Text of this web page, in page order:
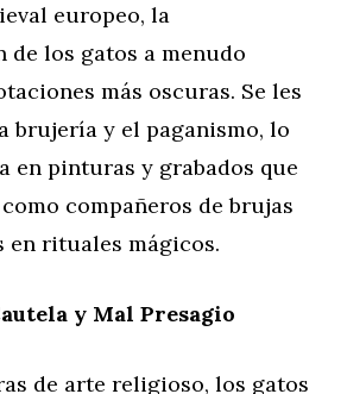
europeo, la
de los gatos a menudo
más oscuras. Se les
brujería y el paganismo, lo
en pinturas y grabados que
compañeros de brujas
en rituales mágicos.
y Mal Presagio
de arte religioso, los gatos